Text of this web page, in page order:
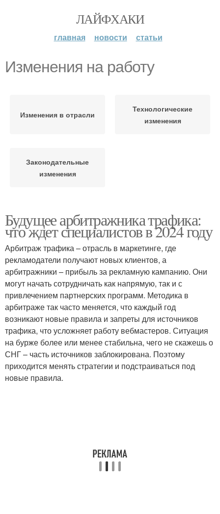
ЛАЙФХАКИ
главная новости статьи
Изменения на работу
Изменения в отрасли
Технологические
изменения
Законодательные
изменения
Будущее арбитражника трафика:
что ждет специалистов в 2024 году
Арбитраж трафика – отрасль в маркетинге, где
рекламодатели получают новых клиентов, а
арбитражники – прибыль за рекламную кампанию. Они
могут начать сотрудничать как напрямую, так и с
привлечением партнерских программ. Методика в
арбитраже так часто меняется, что каждый год
возникают новые правила и запреты для источников
трафика, что усложняет работу вебмастеров. Ситуация
на бурже более или менее стабильна, чего не скажешь о
СНГ – часть источников заблокирована. Поэтому
приходится менять стратегии и подстраиваться под
новые правила.